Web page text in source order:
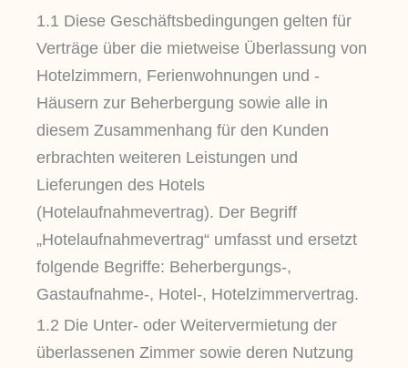
1.1 Diese Geschäftsbedingungen gelten für
Verträge über die mietweise Überlassung von
Hotelzimmern, Ferienwohnungen und -
Häusern zur Beherbergung sowie alle in
diesem Zusammenhang für den Kunden
erbrachten weiteren Leistungen und
Lieferungen des Hotels
(Hotelaufnahmevertrag). Der Begriff
„Hotelaufnahmevertrag“ umfasst und ersetzt
folgende Begriffe: Beherbergungs-,
Gastaufnahme-, Hotel-, Hotelzimmervertrag.
1.2 Die Unter- oder Weitervermietung der
überlassenen Zimmer sowie deren Nutzung